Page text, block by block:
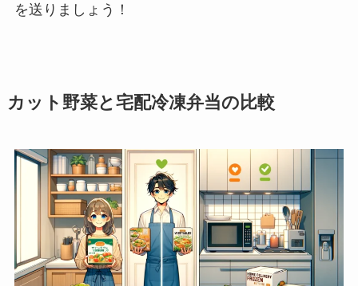
を送りましょう！
カット野菜と宅配冷凍弁当の比較